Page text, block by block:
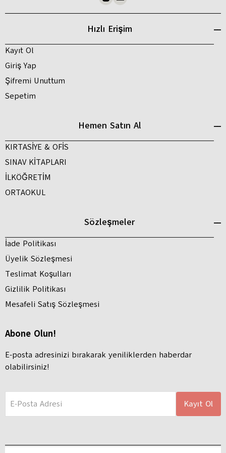
Hızlı Erişim
Kayıt Ol
Giriş Yap
Şifremi Unuttum
Sepetim
Hemen Satın Al
KIRTASİYE & OFİS
SINAV KİTAPLARI
İLKÖĞRETİM
ORTAOKUL
Sözleşmeler
İade Politikası
Üyelik Sözleşmesi
Teslimat Koşulları
Gizlilik Politikası
Mesafeli Satış Sözleşmesi
Abone Olun!
E-posta adresinizi bırakarak yeniliklerden haberdar
olabilirsiniz!
E-Posta Adresi Kayıt Ol